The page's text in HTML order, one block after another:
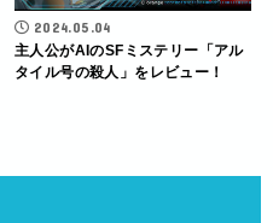
2024.05.04
主人公がAIのSFミステリー「アル
タイル号の殺人」をレビュー！